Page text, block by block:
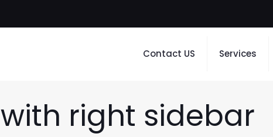
Contact US Services
right sidebar